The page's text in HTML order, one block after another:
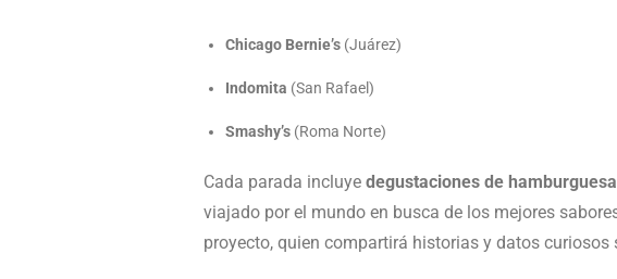
Chicago Bernie’s (Juárez)
Indomita (San Rafael)
Smashy’s (Roma Norte)
Cada parada incluye degustaciones de
viajado por el mundo en busca de los mejores
proyecto, quien compartirá historias y datos